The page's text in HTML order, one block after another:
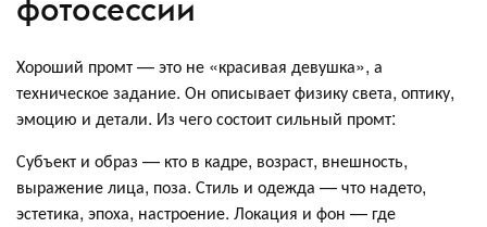
фотосессии
Хороший промт — это не «красивая девушка», а
техническое задание. Он описывает физику света, оптику,
эмоцию и детали. Из чего состоит сильный промт:
Субъект и образ — кто в кадре, возраст, внешность,
выражение лица, поза. Стиль и одежда — что надето,
эстетика, эпоха, настроение. Локация и фон — где